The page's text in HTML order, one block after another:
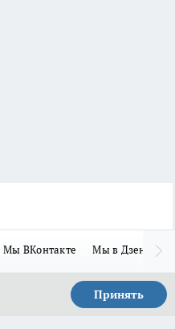
Мы ВКонтакте Мы в Дзене
Принять